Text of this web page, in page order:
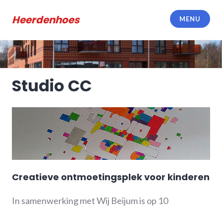
naar
inhoud
Heerdenhoes MENU
Studio CC
Creatieve ontmoetingsplek voor kinderen
In samenwerking met Wij Beijum is op 10